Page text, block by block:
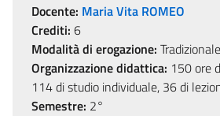
Docente: Maria Vita ROMEO
Crediti: 6
Modalità di erogazione: Tradizionale
Organizzazione didattica: 150 ore
114 di studio individuale, 36 di
Semestre: 2°